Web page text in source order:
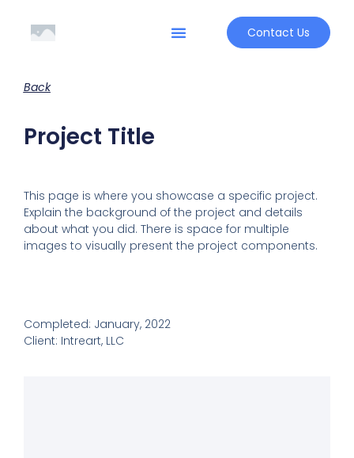
Contact Us
Back
Project Title
This page is where you showcase a specific project.
Explain the background of the project and details
about what you did. There is space for multiple
images to visually present the project components.
Completed: January, 2022
Client: Intreart, LLC